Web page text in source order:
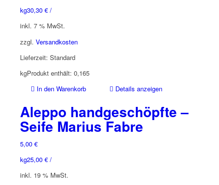
30,30 €/
kg
inkl. 7 % MwSt.
zzgl. Versandkosten
Lieferzeit: Standard
Produkt enthält: 0,165
kg
In den Warenkorb
Details anzeigen
Aleppo handgeschöpfte –
Seife Marius Fabre
5,00 €
25,00 €/
kg
inkl. 19 % MwSt.